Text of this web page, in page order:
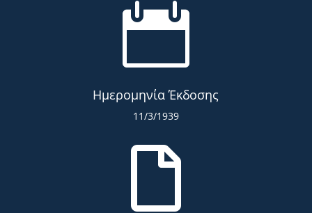

Ημερομηνία Έκδοσης
11/3/1939
